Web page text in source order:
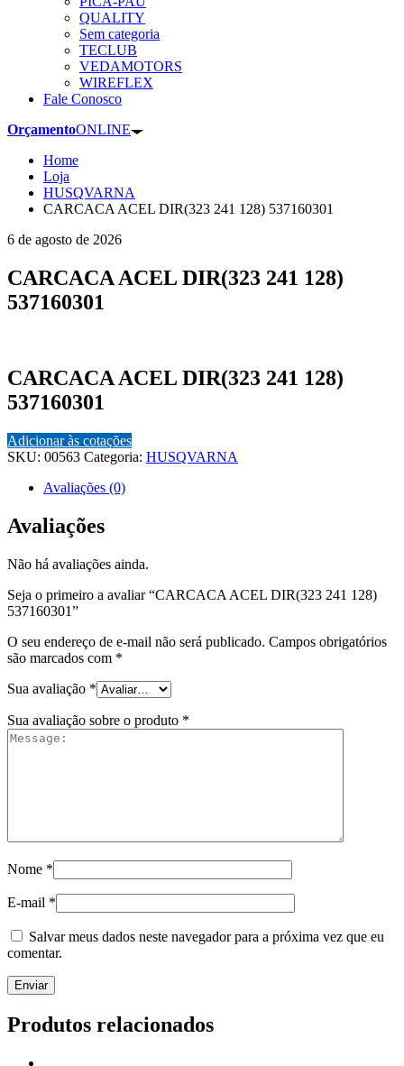
QUALITY
Sem categoria
TECLUB
VEDAMOTORS
WIREFLEX
Fale Conosco
OrçamentoONLINE
Home
Loja
HUSQVARNA
CARCACA ACEL DIR(323 241 128) 537160301
6 de agosto de 2026
CARCACA ACEL DIR(323 241 128)
537160301
CARCACA ACEL DIR(323 241 128)
537160301
Adicionar às cotações
SKU: 00563 Categoria: HUSQVARNA
Avaliações (0)
Avaliações
Não há avaliações ainda.
Seja o primeiro a avaliar “CARCACA ACEL DIR(323 241 128)
537160301”
O seu endereço de e-mail não será publicado. Campos obrigatórios
são marcados com *
Sua avaliação *
Sua avaliação sobre o produto *
Nome *
E-mail *
Salvar meus dados neste navegador para a próxima vez que eu
comentar.
Produtos relacionados